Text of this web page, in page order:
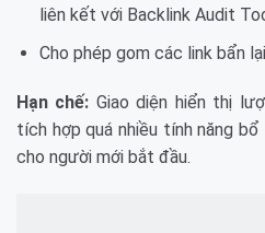
liên kết với Backlink Audit
Cho phép gom các link bẩn
Hạn chế: Giao diện hiển thị
tích hợp quá nhiều tính năng
cho người mới bắt đầu.